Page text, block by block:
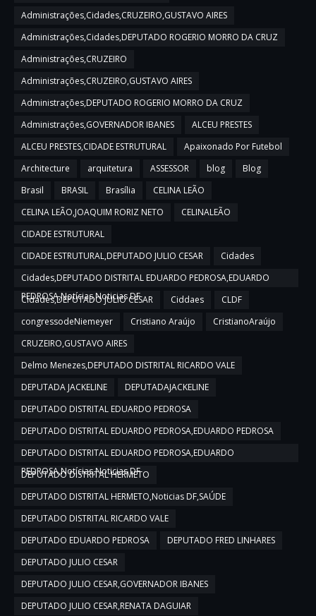
Administrações,Cidades,CRUZEIRO,GUSTAVO AIRES
Administrações,Cidades,DEPUTADO ROGERIO MORRO DA CRUZ
Administrações,CRUZEIRO
Administrações,CRUZEIRO,GUSTAVO AIRES
Administrações,DEPUTADO ROGERIO MORRO DA CRUZ
Administrações,GOVERNADOR IBANES
ALCEU PRESTES
ALCEU PRESTES,CIDADE ESTRUTURAL
Apaixonado Por Futebol
Architecture
arquitetura ASSESSOR blog
Blog
Brasil
BRASIL Brasília
CELINA LEÃO
CELINA LEÃO,JOAQUIM RORIZ NETO
CELINALEÃO
CIDADE ESTRUTURAL
CIDADE ESTRUTURAL,DEPUTADO JULIO CESAR
Cidades
Cidades,DEPUTADO DISTRITAL EDUARDO PEDROSA,EDUARDO
PEDROSA,Notícias,Noticias DF
Cidades,DEPUTADO JULIO CESAR Ciddaes
CLDF
congressodeNiemeyer
Cristiano Araújo
CristianoAraújo
CRUZEIRO,GUSTAVO AIRES
Delmo Menezes,DEPUTADO DISTRITAL RICARDO VALE
DEPUTADA JACKELINE
DEPUTADAJACKELINE
DEPUTADO DISTRITAL EDUARDO PEDROSA
DEPUTADO DISTRITAL EDUARDO PEDROSA,EDUARDO PEDROSA
DEPUTADO DISTRITAL EDUARDO PEDROSA,EDUARDO
PEDROSA,Notícias,Noticias DF
DEPUTADO DISTRITAL HERMETO
DEPUTADO DISTRITAL HERMETO,Noticias DF,SAÚDE
DEPUTADO DISTRITAL RICARDO VALE
DEPUTADO EDUARDO PEDROSA
DEPUTADO FRED LINHARES
DEPUTADO JULIO CESAR
DEPUTADO JULIO CESAR,GOVERNADOR IBANES
DEPUTADO JULIO CESAR,RENATA DAGUIAR